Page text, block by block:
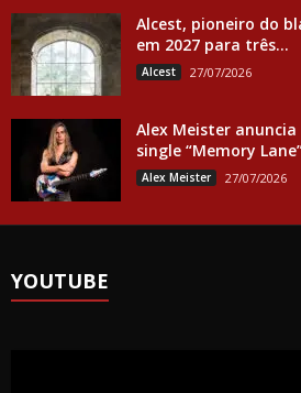
Alcest, pioneiro do
em 2027 para três...
Alcest 27/07/2026
Alex Meister
single “Memory
Alex Meister 27/07/2026
YOUTUBE